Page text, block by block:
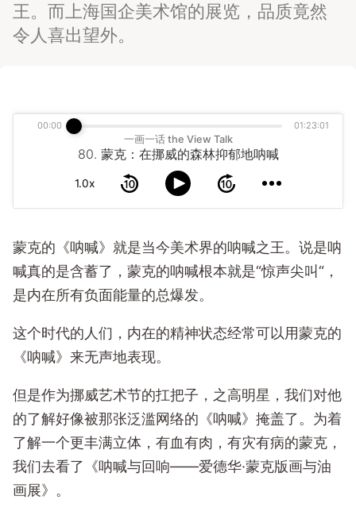
王。而上海国企美术馆的展览，品质竟然
令人喜出望外。
一画一话 the View Talk
80. 蒙克：在挪威的森林抑郁地呐喊
1.0x
00:00 01:23:01
蒙克的《呐喊》就是当今美术界的呐喊之王。说是呐
喊真的是含蓄了，蒙克的呐喊根本就是“惊声尖叫“，
是内在所有负面能量的总爆发。
这个时代的人们，内在的精神状态经常可以用蒙克的
《呐喊》来无声地表现。
但是作为挪威艺术节的扛把子，之高明星，我们对他
的了解好像被那张泛滥网络的《呐喊》掩盖了。为着
了解一个更丰满立体，有血有肉，有灾有病的蒙克，
我们去看了《呐喊与回响——爱德华·蒙克版画与油
画展》。